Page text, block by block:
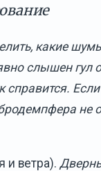
какие
слышен гул
Если
не
ветра).